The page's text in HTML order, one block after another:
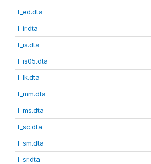
l_ed.dta
l_ir.dta
l_is.dta
l_is05.dta
l_lk.dta
l_mm.dta
l_ms.dta
l_sc.dta
l_sm.dta
l_sr.dta